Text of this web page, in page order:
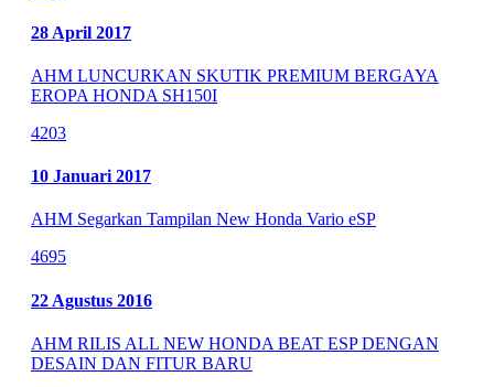
28 April 2017
AHM LUNCURKAN SKUTIK PREMIUM BERGAYA
EROPA HONDA SH150I
4203
10 Januari 2017
AHM Segarkan Tampilan New Honda Vario eSP
4695
22 Agustus 2016
AHM RILIS ALL NEW HONDA BEAT ESP DENGAN
DESAIN DAN FITUR BARU